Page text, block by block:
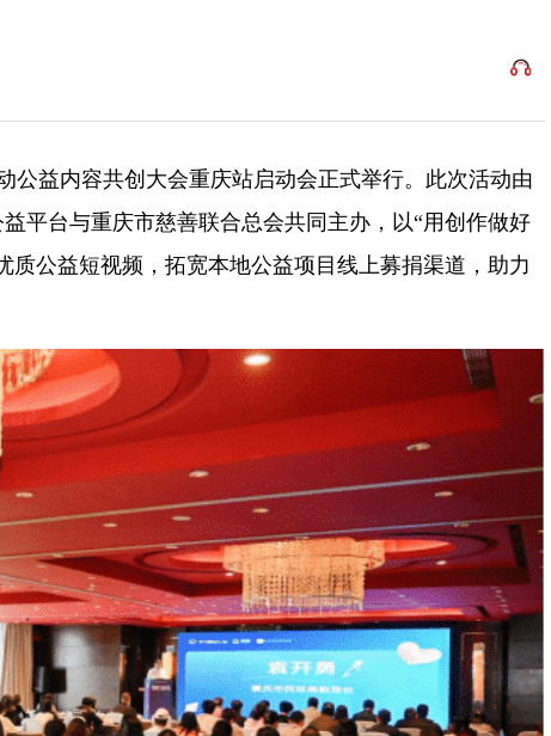
公益内容共创大会重庆站启动会正式举行。此次活动由
平台与重庆市慈善联合总会共同主办，以“用创作做好
公益短视频，拓宽本地公益项目线上募捐渠道，助力